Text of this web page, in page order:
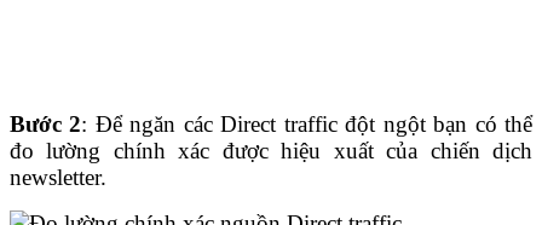
Bước 2: Để ngăn các Direct traffic đột ngột bạn có thể
đo lường chính xác được hiệu xuất của chiến dịch
newsletter.